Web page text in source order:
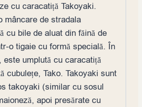
cu caracatiță Takoyaki.
mâncare de stradala
cu bile de aluat din făină de
o tigaie cu formă specială. În
este umplută cu caracatiță
cubulețe, Tako. Takoyaki sunt
takoyaki (similar cu sosul
apoi presărate cu